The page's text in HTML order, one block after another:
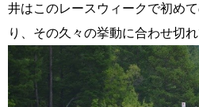
井はこのレースウィークで初め
り、その久々の挙動に合わせ切